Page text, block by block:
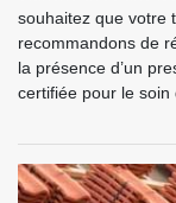
souhaitez que votre
recommandons de
la présence d’un
certifiée pour le soin